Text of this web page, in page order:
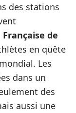
des stations
de
en quête
Les
dans un
des
aussi une